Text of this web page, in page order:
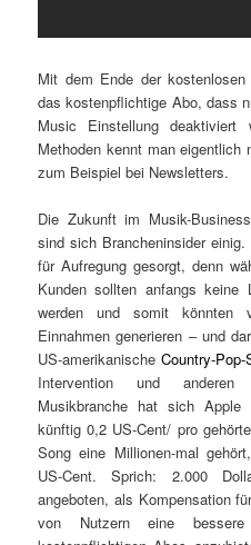
Mit dem Ende der
das kostenpflichtige Abo, dass
Music Einstellung deaktiviert
Methoden kennt man
zum Beispiel bei Newsletters.
Die Zukunft im Musik-
sind sich Brancheninsider
für Aufregung gesorgt, denn
Kunden sollten anfangs keine
werden und somit könnten
Einnahmen generieren – und
US-amerikanische Country-
Intervention und
Musikbranche hat sich
künftig 0,2 US-Cent/ pro
Song eine Millionen-mal
US-Cent. Sprich: 2.000
angeboten, als Kompensation
von Nutzern eine bessere